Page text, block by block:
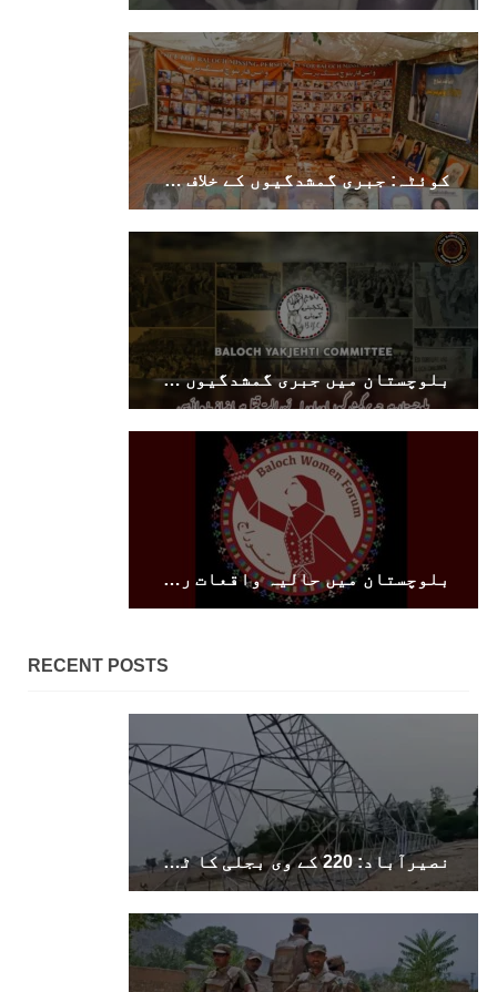
دشتیاری بنام صورت خان مری اور میر محمد علی
بلوچستان
جون 7, 2023
بلوچستان میں خواتین کو معاشرتی مسائل کے بعد
جبری گمشدگیوں کا بھی سامنا ہے- بلوچ وومن فورم
کوئٹہ شال: بلوچ وومن فورم کے نئی کابینہ، بلا
مقابلہ آرگنائزر بانک شلی ، ڈپٹی آرگنائزر
بانک حنیفہ بلوچ منتخب ہوئی۔ مرکزی ممبر بانک
زکیہ ، شہناز بلوچ، ہانی بلوچ ، فرزانہ بلوچ،
عدالت گرفتار کرکے لاپتہ کرنا غیر انسانی اور
غیر قانونی عمل ہے۔
بلوچ اسٹوڈنٹس فرنٹ بلوچ اسٹوڈنٹس فرنٹ کے
مرکزی ترجمان نے اپنے جاری کردہ بیان میں کہا
کے قریب گھر سے کیچ بازار جاتے
بلوچستان
کوئٹہ: جبری گمشدگیوں کے خلاف وی بی ایم پی کا احتجاجی کیمپ 6186ویں روز بھی جاری
بلوچستان میں جبری گمشدگیوں اور ماورائے عدالت قتل میں اضافہ- بی وائی سی
بلوچستان میں حالیہ واقعات ریاستی اداروں کے نئے پالیسیز کی کھڑی ہیں جو کہ بلوچستان کو تحبربہ گاہ بنانے ک
RECENT POSTS
نصیرآباد: 220 کے وی بجلی کا ٹاور دھماکے سے تباہ، مختلف علاقوں کی بجلی معطل